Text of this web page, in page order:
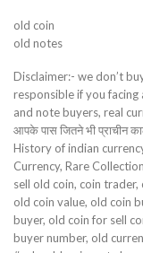
old coin
old notes
Disclaimer:- we don’t
responsible if you facing
and note buyers, real
आपके पास जितने भी प्राचीन
History of indian
Currency, Rare
sell old coin, coin trader,
old coin value, old coin
buyer, old coin for sell
buyer number, old